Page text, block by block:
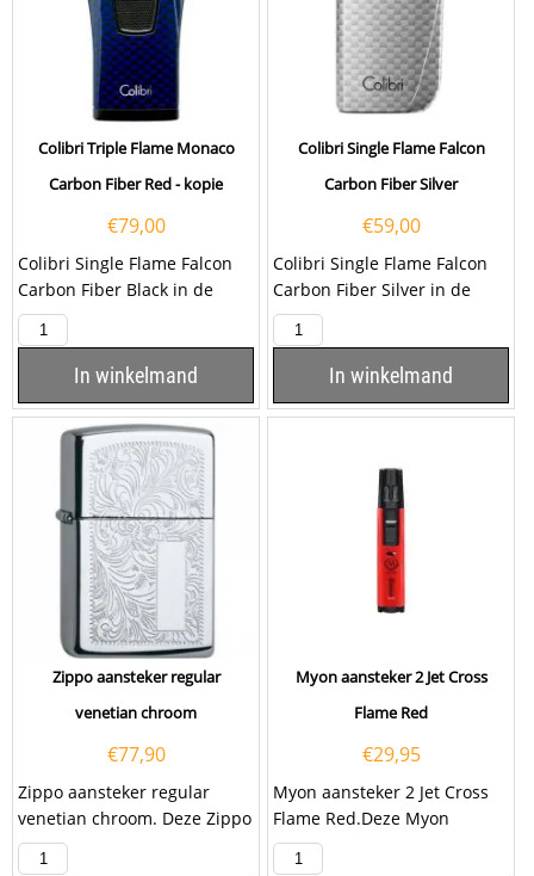
Colibri Triple Flame Monaco
Carbon Fiber Red - kopie
€79,00
Colibri Single Flame Falcon
Carbon Fiber Black in de
kleur zwart. Deze Colibri
aansteker heeft een...
In winkelmand
Colibri Single Flame Falcon
Carbon Fiber Silver
€59,00
Colibri Single Flame Falcon
Carbon Fiber Silver in de
kleur grijs. Deze Colibri
aansteker heeft een...
In winkelmand
Zippo aansteker regular
venetian chroom
€77,90
Zippo aansteker regular
venetian chroom. Deze Zippo
aansteker heeft een
hoogglans chromen
Myon aansteker 2 Jet Cross
Flame Red
€29,95
Myon aansteker 2 Jet Cross
Flame Red.Deze Myon
aansteker heeft een rode
afwerking. De aansteker...